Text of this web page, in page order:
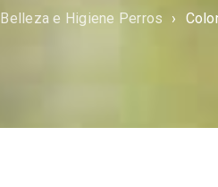
Belleza e Higiene Perros ›